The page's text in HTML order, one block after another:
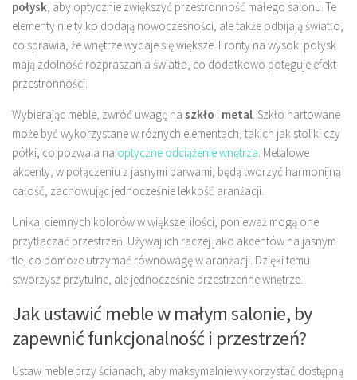
połysk , aby optycznie zwiększyć przestronność małego salonu. Te
elementy nie tylko dodają nowoczesności, ale także odbijają światło,
co sprawia, że wnętrze wydaje się większe. Fronty na wysoki połysk
mają zdolność rozpraszania światła, co dodatkowo potęguje efekt
przestronności.
Wybierając meble, zwróć uwagę na szkło i metal . Szkło hartowane
może być wykorzystane w różnych elementach, takich jak stoliki czy
półki, co pozwala na optyczne odciążenie wnętrza . Metalowe
akcenty, w połączeniu z jasnymi barwami, będą tworzyć harmonijną
całość, zachowując jednocześnie lekkość aranżacji.
Unikaj ciemnych kolorów w większej ilości, ponieważ mogą one
przytłaczać przestrzeń. Używaj ich raczej jako akcentów na jasnym
tle, co pomoże utrzymać równowagę w aranżacji. Dzięki temu
stworzysz przytulne, ale jednocześnie przestrzenne wnętrze.
Jak ustawić meble w małym salonie, by
zapewnić funkcjonalność i przestrzeń?
Ustaw meble przy ścianach, aby maksymalnie wykorzystać dostępną